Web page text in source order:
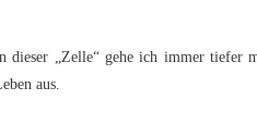
dieser „Zelle“ gehe ich immer tiefer
aus.